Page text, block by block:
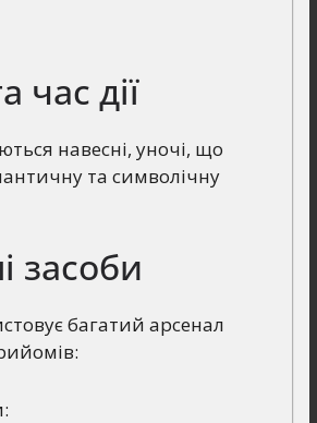
час дії
навесні, уночі, що
та символічну
засоби
багатий арсенал